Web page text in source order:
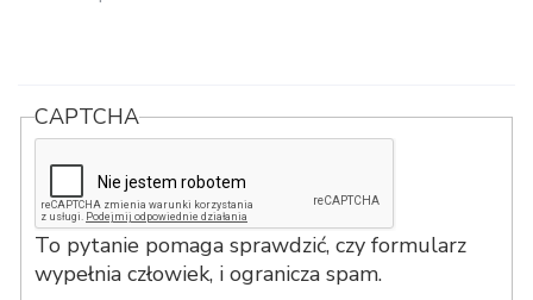
CAPTCHA
To pytanie pomaga sprawdzić, czy formularz
wypełnia człowiek, i ogranicza spam.